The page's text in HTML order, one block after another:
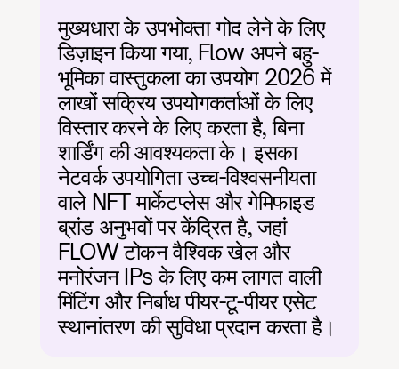
मुख्यधारा के उपभोक्ता गोद लेने के लिए
डिज़ाइन किया गया, Flow अपने बहु-
भूमिका वास्तुकला का उपयोग 2026 में
लाखों सक्रिय उपयोगकर्ताओं के लिए
विस्तार करने के लिए करता है, बिना
शार्डिंग की आवश्यकता के। इसका
नेटवर्क उपयोगिता उच्च-विश्वसनीयता
वाले NFT मार्केटप्लेस और गेमिफाइड
ब्रांड अनुभवों पर केंद्रित है, जहां
FLOW टोकन वैश्विक खेल और
मनोरंजन IPs के लिए कम लागत वाली
मिंटिंग और निर्बाध पीयर-टू-पीयर एसेट
स्थानांतरण की सुविधा प्रदान करता है।